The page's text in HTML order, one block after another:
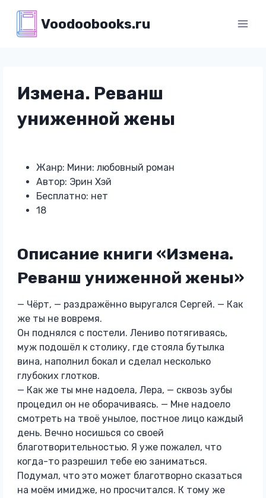
содержимому
Voodoobooks.ru
Измена. Реванш
униженной жены
Жанр: Мини: любовный роман
Автор: Эрин Хэй
Бесплатно: нет
18
Описание книги «Измена.
Реванш униженной жены»
— Чёрт, — раздражённо выругался Сергей. — Как
же ты не вовремя.
Он поднялся с постели. Лениво потягиваясь,
муж подошёл к столику, где стояла бутылка
вина, наполнил бокал и сделал несколько
глубоких глотков.
— Как же ты мне надоела, Лера, — сквозь зубы
процедил он не оборачиваясь. — Мне надоело
смотреть на твоё унылое, постное лицо каждый
день. Вечно носишься со своей
благотворительностью. Я уже пожалел, что
когда-то разрешил тебе ею заниматься.
Подумал, что это может благотворно сказаться
на моём имидже, но просчитался. К тому же